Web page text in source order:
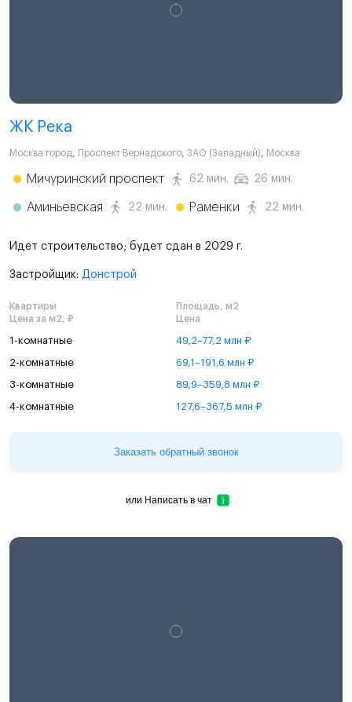
ЖК Река
Москва город, Проспект Вернадского, ЗАО (Западный), Москва
Мичуринский проспект 62 мин. 26 мин.
Аминьевская 22 мин. Раменки 22 мин.
Идет строительство; будет сдан в 2029 г.
Застройщик: Донстрой
Квартиры
Площадь, м2
Цена за м2, ₽
Цена
1-комнатные 49,2–77,2 млн ₽
2-комнатные 69,1–191,6 млн ₽
3-комнатные 89,9–359,8 млн ₽
4-комнатные 127,6–367,5 млн ₽
Заказать обратный звонок
или Написать в чат